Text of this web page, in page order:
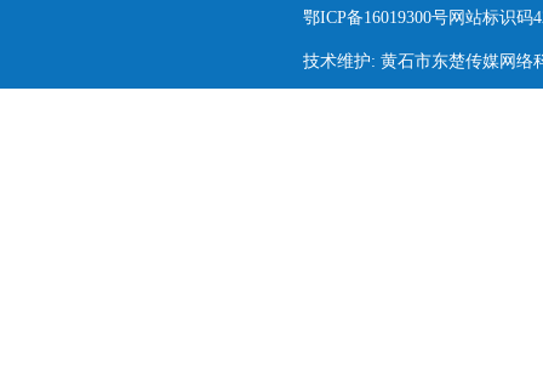
鄂ICP备16019300号网站标识码
技术维护: 黄石市东楚传媒网络